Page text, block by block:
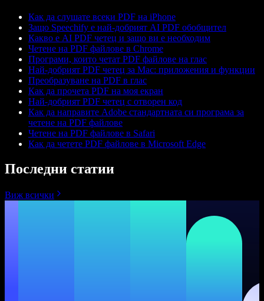
Как да слушате всеки PDF на iPhone
Защо Speechify е най-добрият AI PDF обобщител
Какво е AI PDF четец и защо ви е необходим
Четене на PDF файлове в Chrome
Програми, които четат PDF файлове на глас
Най-добрият PDF четец за Mac: приложения и функции
Преобразуване на PDF в глас
Как да прочета PDF на моя екран
Най-добрият PDF четец с отворен код
Как да направите Adobe стандартната си програма за
четене на PDF файлове
Четене на PDF файлове в Safari
Как да четете PDF файлове в Microsoft Edge
Последни статии
Виж всички